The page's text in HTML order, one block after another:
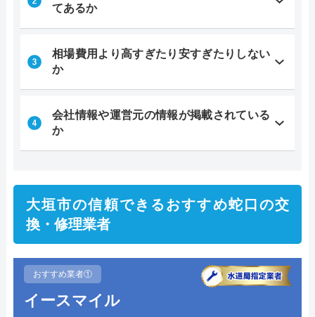
てあるか
相場費用より高すぎたり安すぎたりしない
か
会社情報や運営元の情報が掲載されている
か
大垣市の信頼できるおすすめ蛇口の交
換・修理業者
おすすめ業者①
イースマイル